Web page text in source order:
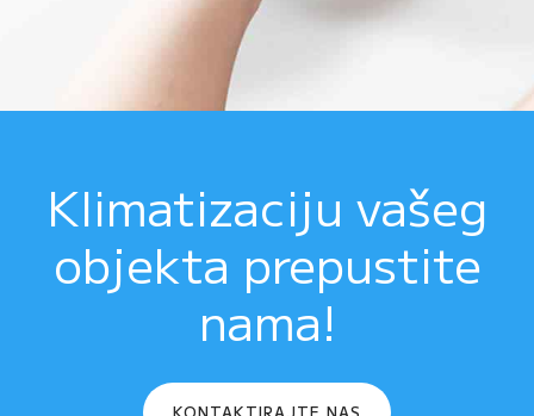
Klimatizaciju vašeg
objekta prepustite
nama!